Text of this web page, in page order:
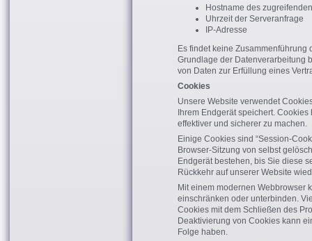
Hostname des
Uhrzeit der Serveranfrage
IP-Adresse
Es findet keine
Grundlage der Datenverarbeitung
von Daten zur Erfüllung eines
Cookies
Unsere Website verwendet
Ihrem Endgerät speichert.
effektiver und sicherer zu machen.
Einige Cookies sind “Session-
Browser-Sitzung von selbst
Endgerät bestehen, bis Sie diese
Rückkehr auf unserer Website
Mit einem modernen Webbrowser
einschränken oder unterbinden.
Cookies mit dem Schließen des
Deaktivierung von Cookies kann
Folge haben.